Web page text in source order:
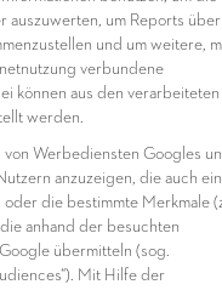
um Reports
und um weitere,
verbundene
können aus den verarbeiteten
werden.
Werbediensten Googles
anzuzeigen, die auch ein
die bestimmte Merkmale
anhand der besuchten
übermitteln (sog.
Mit Hilfe der